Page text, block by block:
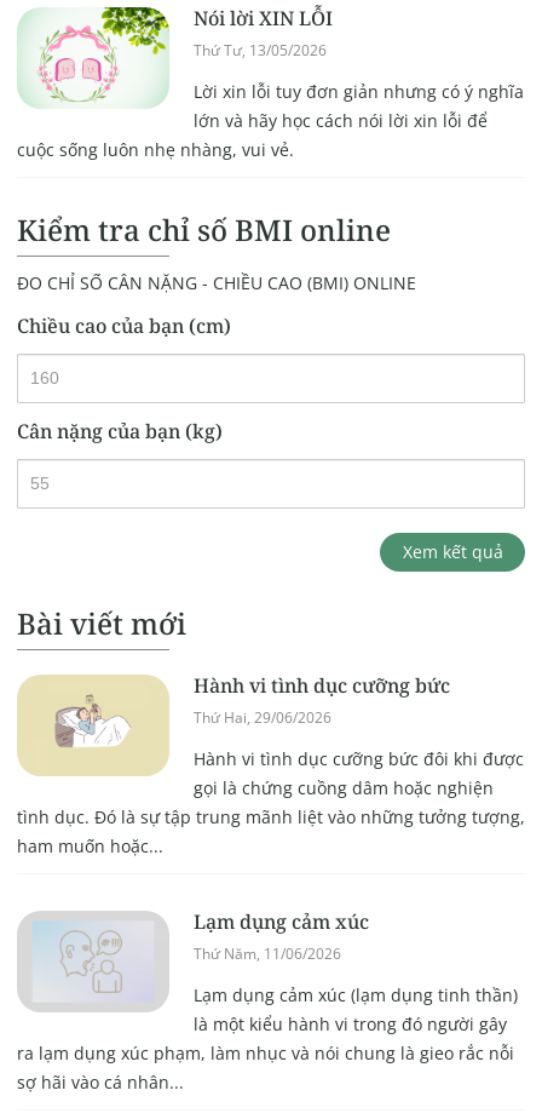
Nói lời XIN LỖI
Thứ Tư, 13/05/2026
Lời xin lỗi tuy đơn giản nhưng có ý nghĩa
lớn và hãy học cách nói lời xin lỗi để
cuộc sống luôn nhẹ nhàng, vui vẻ.
Kiểm tra chỉ số BMI online
ĐO CHỈ SỐ CÂN NẶNG - CHIỀU CAO (BMI) ONLINE
Chiều cao của bạn (cm)
Cân nặng của bạn (kg)
Xem kết quả
Bài viết mới
Hành vi tình dục cưỡng bức
Thứ Hai, 29/06/2026
Hành vi tình dục cưỡng bức đôi khi được
gọi là chứng cuồng dâm hoặc nghiện
tình dục. Đó là sự tập trung mãnh liệt vào những tưởng tượng,
ham muốn hoặc...
Lạm dụng cảm xúc
Thứ Năm, 11/06/2026
Lạm dụng cảm xúc (lạm dụng tinh thần)
là một kiểu hành vi trong đó người gây
ra lạm dụng xúc phạm, làm nhục và nói chung là gieo rắc nỗi
sợ hãi vào cá nhân...